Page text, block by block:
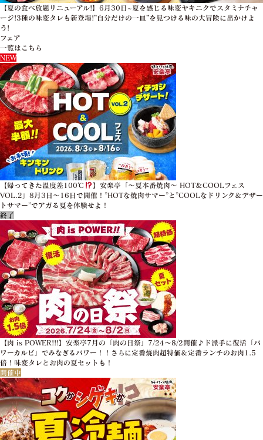
【夏の食べ放題リニューアル!】6月30日~夏を感じる味変ヤキニクでスタミナチャ
ージ!3種の味変タレも新登場!”自分だけの一皿”を見つける味の大冒険に出かけよ
う!
フェア
一覧はこちら
NEW
【帰ってきた温度差100℃
】安楽亭「～夏本番焼肉～ HOT＆COOLフェス
VOL.2」8月3日～16日で開催！”HOTな焼肉サマー”と”COOLなドリンク＆デザー
トサマー”でアガる夏を体験せよ！
終了
【肉 is POWER!!!】安楽亭7月の「肉の日祭」7/24～8/2開催♪ド派手に復活「パ
ワーカルビ」でみなぎるパワー！！さらに定番焼肉超特価＆定番ランチのお肉1.5
倍！味変タレとお肉の夏セットも！
開催中